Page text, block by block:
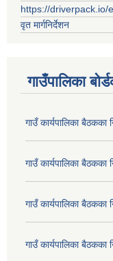
https://driverpack.io/
वृत मार्गनिर्देशन
गाउँपालिका
गाउँ कार्यपालिका
गाउँ कार्यपालिका
गाउँ कार्यपालिका
गाउँ कार्यपालिका